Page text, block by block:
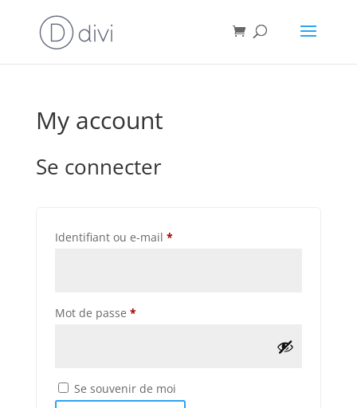
My account
Se connecter
Identifiant ou e-mail *Obligatoire
Mot de passe *Obligatoire
Se souvenir de moi